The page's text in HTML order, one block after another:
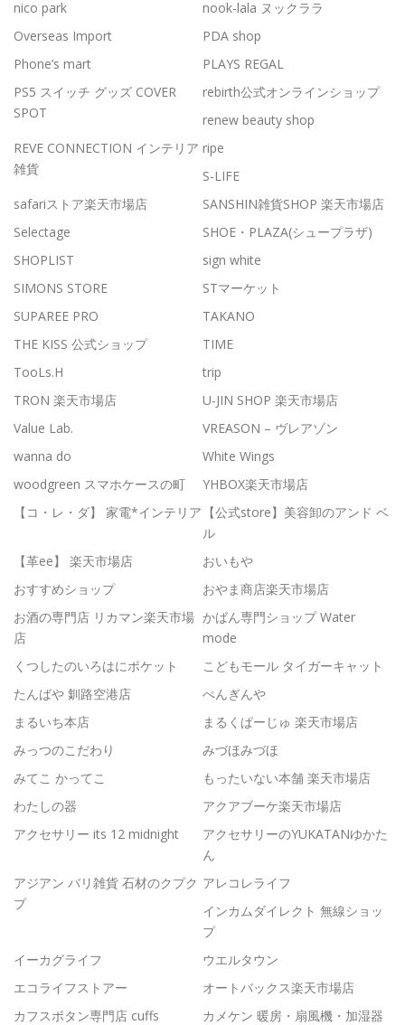
nico park
nook-lala ヌックララ
Overseas Import
PDA shop
Phone’s mart
PLAYS REGAL
PS5 スイッチ グッズ COVER
SPOT
rebirth公式オンラインショップ
renew beauty shop
REVE CONNECTION インテリア
雑貨
ripe
S-LIFE
safariストア楽天市場店
SANSHIN雑貨SHOP 楽天市場店
Selectage
SHOE・PLAZA(シュープラザ)
SHOPLIST
sign white
SIMONS STORE
STマーケット
SUPAREE PRO
TAKANO
THE KISS 公式ショップ
TIME
TooLs.H
trip
TRON 楽天市場店
U-JIN SHOP 楽天市場店
Value Lab.
VREASON – ヴレアゾン
wanna do
White Wings
woodgreen スマホケースの町
YHBOX楽天市場店
【コ・レ・ダ】 家電*インテリア 【公式store】美容卸のアンド ベ
ル
【革ee】 楽天市場店
おいもや
おすすめショップ
おやま商店楽天市場店
お酒の専門店 リカマン楽天市場
店
かばん専門ショップ Water
mode
くつしたのいろはにポケット
こどもモール タイガーキャット
たんばや 釧路空港店
ぺんぎんや
まるいち本店
まるくぱーじゅ 楽天市場店
みっつのこだわり
みづほみづほ
みてこ かってこ
もったいない本舗 楽天市場店
わたしの器
アクアブーケ楽天市場店
アクセサリー its 12 midnight
アクセサリーのYUKATANゆかた
ん
アジアン バリ雑貨 石材のクプク
プ
アレコレライフ
インカムダイレクト 無線ショッ
プ
イーカグライフ
ウエルタウン
エコライフストアー
オートバックス楽天市場店
カフスボタン専門店 cuffs
カメケン 暖房・扇風機・加湿器